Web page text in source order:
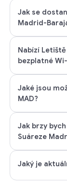
Jak se
Madrid-
Nabízí
bezplatné
Jaké jsou
MAD?
Jak brzy
Suáreze
Jaký je